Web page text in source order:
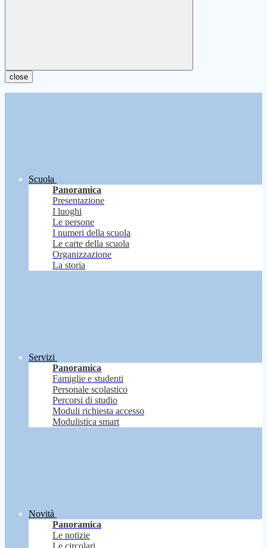
close
Scuola
Panoramica
Presentazione
I luoghi
Le persone
I numeri della scuola
Le carte della scuola
Organizzazione
La storia
Servizi
Panoramica
Famiglie e studenti
Personale scolastico
Percorsi di studio
Moduli richiesta accesso
Modulistica smart
Novità
Panoramica
Le notizie